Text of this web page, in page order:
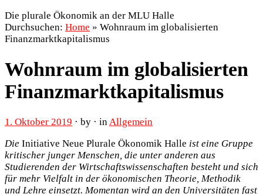
Die plurale Ökonomik an der MLU Halle
Durchsuchen: Home » Wohnraum im globalisierten
Finanzmarktkapitalismus
Wohnraum im globalisierten
Finanzmarktkapitalismus
1. Oktober 2019 · by · in Allgemein
Die Initiative Neue Plurale Ökonomik Halle ist eine Gruppe
kritischer junger Menschen, die unter anderen aus
Studierenden der Wirtschaftswissenschaften besteht und sich
für mehr Vielfalt in der ökonomischen Theorie, Methodik
und Lehre einsetzt. Momentan wird an den Universitäten fast